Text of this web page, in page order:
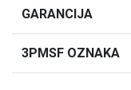
GARANCIJA
3PMSF OZNAKA